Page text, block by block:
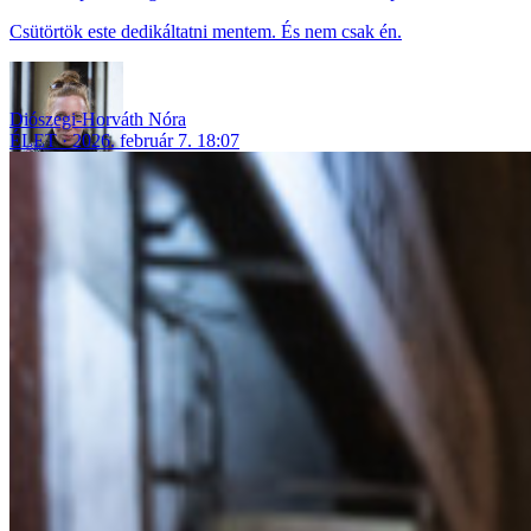
Csütörtök este dedikáltatni mentem. És nem csak én.
Diószegi-Horváth Nóra
ÉLET
2026. február 7. 18:07